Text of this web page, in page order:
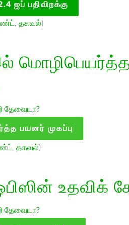
ஐப் பதிவிறக்கு
, தகவல்)
மொழிபெயர்த்த
தேவையா?
பயனர் முகப்பு
, தகவல்)
உதவிக்
தேவையா?